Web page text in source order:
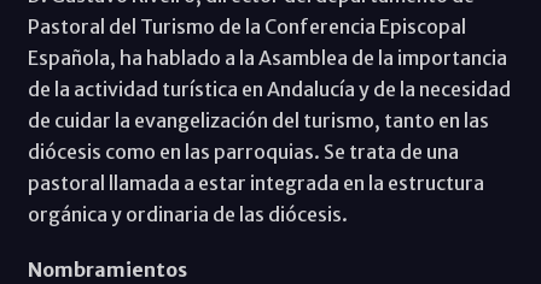
Pastoral del Turismo de la Conferencia Episcopal
Española, ha hablado a la Asamblea de la importancia
de la actividad turística en Andalucía y de la necesidad
de cuidar la evangelización del turismo, tanto en las
diócesis como en las parroquias. Se trata de una
pastoral llamada a estar integrada en la estructura
orgánica y ordinaria de las diócesis.
Nombramientos